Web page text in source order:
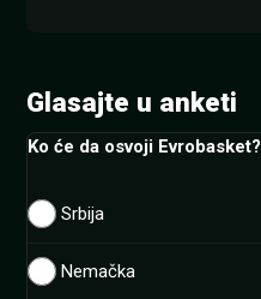
Glasajte u anketi
Ko će da osvoji Evrobasket?
Srbija
Nemačka